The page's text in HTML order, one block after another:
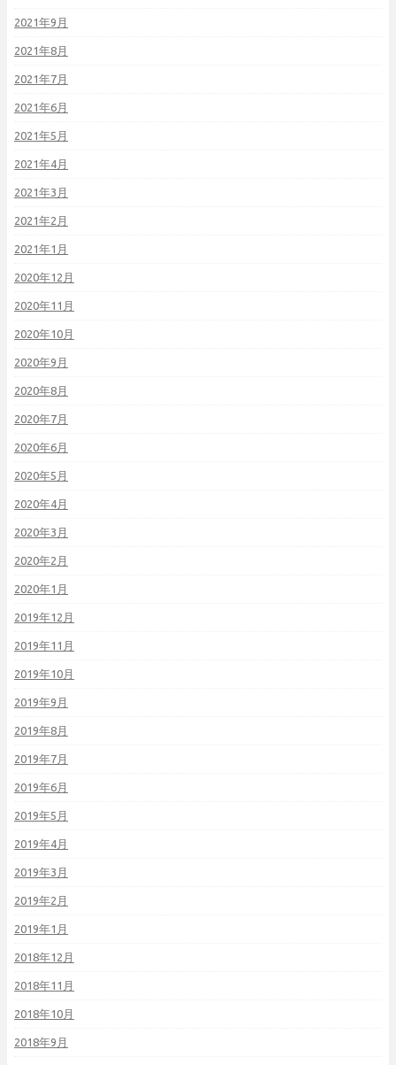
2021年9月
2021年8月
2021年7月
2021年6月
2021年5月
2021年4月
2021年3月
2021年2月
2021年1月
2020年12月
2020年11月
2020年10月
2020年9月
2020年8月
2020年7月
2020年6月
2020年5月
2020年4月
2020年3月
2020年2月
2020年1月
2019年12月
2019年11月
2019年10月
2019年9月
2019年8月
2019年7月
2019年6月
2019年5月
2019年4月
2019年3月
2019年2月
2019年1月
2018年12月
2018年11月
2018年10月
2018年9月